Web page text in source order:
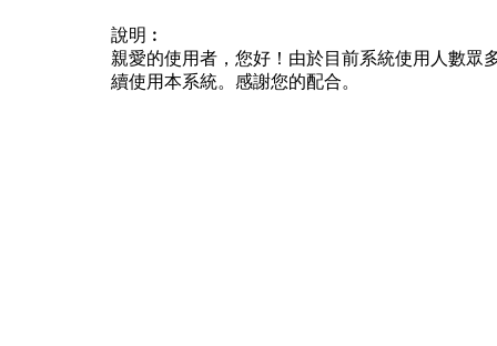
說明︰
親愛的使用者，您好！由於目前系統使用人數眾
續使用本系統。感謝您的配合。